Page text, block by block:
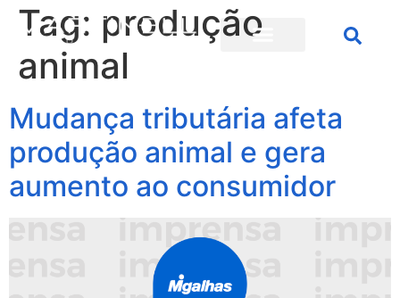
Tag: produção
animal
Mudança tributária afeta
produção animal e gera
aumento ao consumidor